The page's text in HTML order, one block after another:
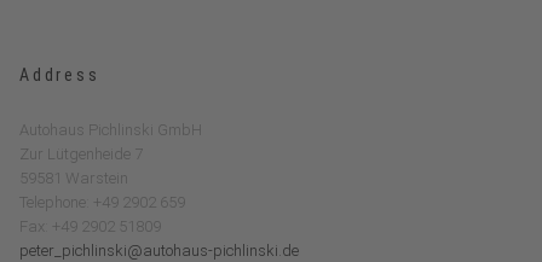
Address
Autohaus Pichlinski GmbH
Zur Lütgenheide 7
59581 Warstein
Telephone: +49 2902 659
Fax: +49 2902 51809
peter_pichlinski@autohaus-pichlinski.de